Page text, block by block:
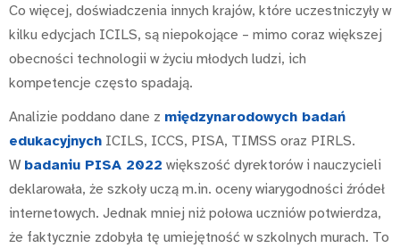
Co więcej, doświadczenia innych krajów, które uczestniczyły w
kilku edycjach ICILS, są niepokojące – mimo coraz większej
obecności technologii w życiu młodych ludzi, ich
kompetencje często spadają.
Analizie poddano dane z międzynarodowych badań
edukacyjnych ICILS, ICCS, PISA, TIMSS oraz PIRLS.
W badaniu PISA 2022 większość dyrektorów i nauczycieli
deklarowała, że szkoły uczą m.in. oceny wiarygodności źródeł
internetowych. Jednak mniej niż połowa uczniów potwierdza,
że faktycznie zdobyła tę umiejętność w szkolnych murach. To